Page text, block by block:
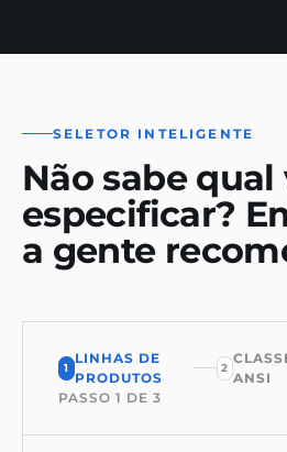
SELETOR INTELIGENTE
Não sabe qual
especificar?
a gente
1
LINHAS DE
PRODUTOS
2
ANSI
PASSO 1 DE 3